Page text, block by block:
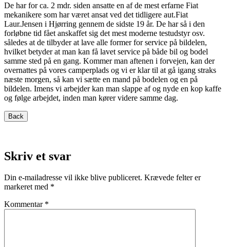
De har for ca. 2 mdr. siden ansatte en af de mest erfarne Fiat
mekanikere som har været ansat ved det tidligere aut.Fiat
Laur.Jensen i Hjørring gennem de sidste 19 år. De har så i den
forløbne tid fået anskaffet sig det mest moderne testudstyr osv.
således at de tilbyder at lave alle former for service på bildelen,
hvilket betyder at man kan få lavet service på både bil og bodel
samme sted på en gang. Kommer man aftenen i forvejen, kan der
overnattes på vores camperplads og vi er klar til at gå igang straks
næste morgen, så kan vi sætte en mand på bodelen og en på
bildelen. Imens vi arbejder kan man slappe af og nyde en kop kaffe
og følge arbejdet, inden man kører videre samme dag.
Skriv et svar
Din e-mailadresse vil ikke blive publiceret. Krævede felter er
markeret med *
Kommentar *